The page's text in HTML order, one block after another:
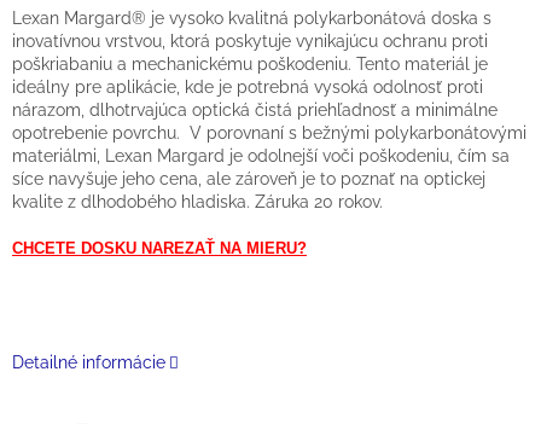
Lexan Margard® je vysoko kvalitná polykarbonátová doska s
inovatívnou vrstvou, ktorá poskytuje vynikajúcu ochranu proti
poškriabaniu a mechanickému poškodeniu. Tento materiál je
ideálny pre aplikácie, kde je potrebná vysoká odolnosť proti
nárazom, dlhotrvajúca optická čistá priehľadnosť a minimálne
opotrebenie povrchu. V porovnaní s bežnými polykarbonátovými
materiálmi, Lexan Margard je odolnejší voči poškodeniu, čím sa
síce navyšuje jeho cena, ale zároveň je to poznať na optickej
kvalite z dlhodobého hladiska. Záruka 20 rokov.
CHCETE DOSKU NAREZAŤ NA MIERU?
Detailné informácie